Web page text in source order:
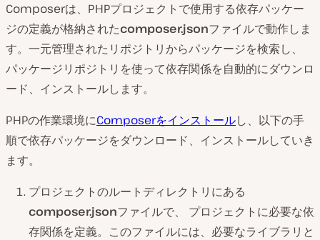
Composerは、PHPプロジェクトで使用する依存パッケー
ジの定義が格納されたcomposer.jsonファイルで動作しま
す。一元管理されたリポジトリからパッケージを検索し、
パッケージリポジトリを使って依存関係を自動的にダウンロ
ード、インストールします。
PHPの作業環境にComposerをインストールし、以下の手
順で依存パッケージをダウンロード、インストールしていき
ます。
プロジェクトのルートディレクトリにある
composer.jsonファイルで、 プロジェクトに必要な依
存関係を定義。このファイルには、必要なライブラリと